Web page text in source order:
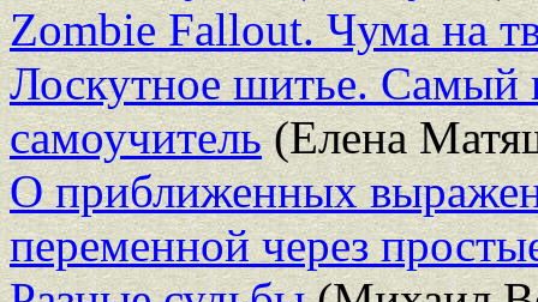
Zombie Fallout. Чума на
Лоскутное шитье.
самоучитель(Елена
О приближенных
переменной через